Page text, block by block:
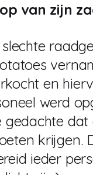
van zijn
en
werd
krijgen.
ieder